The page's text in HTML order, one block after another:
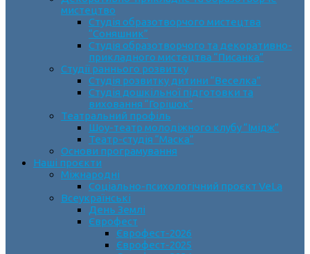
мистецтво
Cтудія образотворчого мистецтва
“Соняшник”
Студія образотворчого та декоративно-
прикладного мистецтва “Писанка”
Студії раннього розвитку
Студія розвитку дитини “Веселка”
Студія дошкільної підготовки та
виховання “Горішок”
Театральний профіль
Шоу-театр молодіжного клубу “Імідж”
Театр-студія “Маска”
Основи програмування
Наші проєкти
Міжнародні
Соціально-психологічний проєкт VeLa
Всеукраїнські
День Землі
Єврофест
Єврофест-2026
Єврофест-2025